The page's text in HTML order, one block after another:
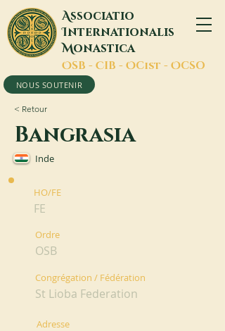
Associatio
Internationalis
Monastica
OSB - CIB - OCist - OCSO
NOUS SOUTENIR
< Retour
Bangrasia
Inde
HO/FE
FE
Ordre
OSB
Congrégation / Fédération
St Lioba Federation
Adresse